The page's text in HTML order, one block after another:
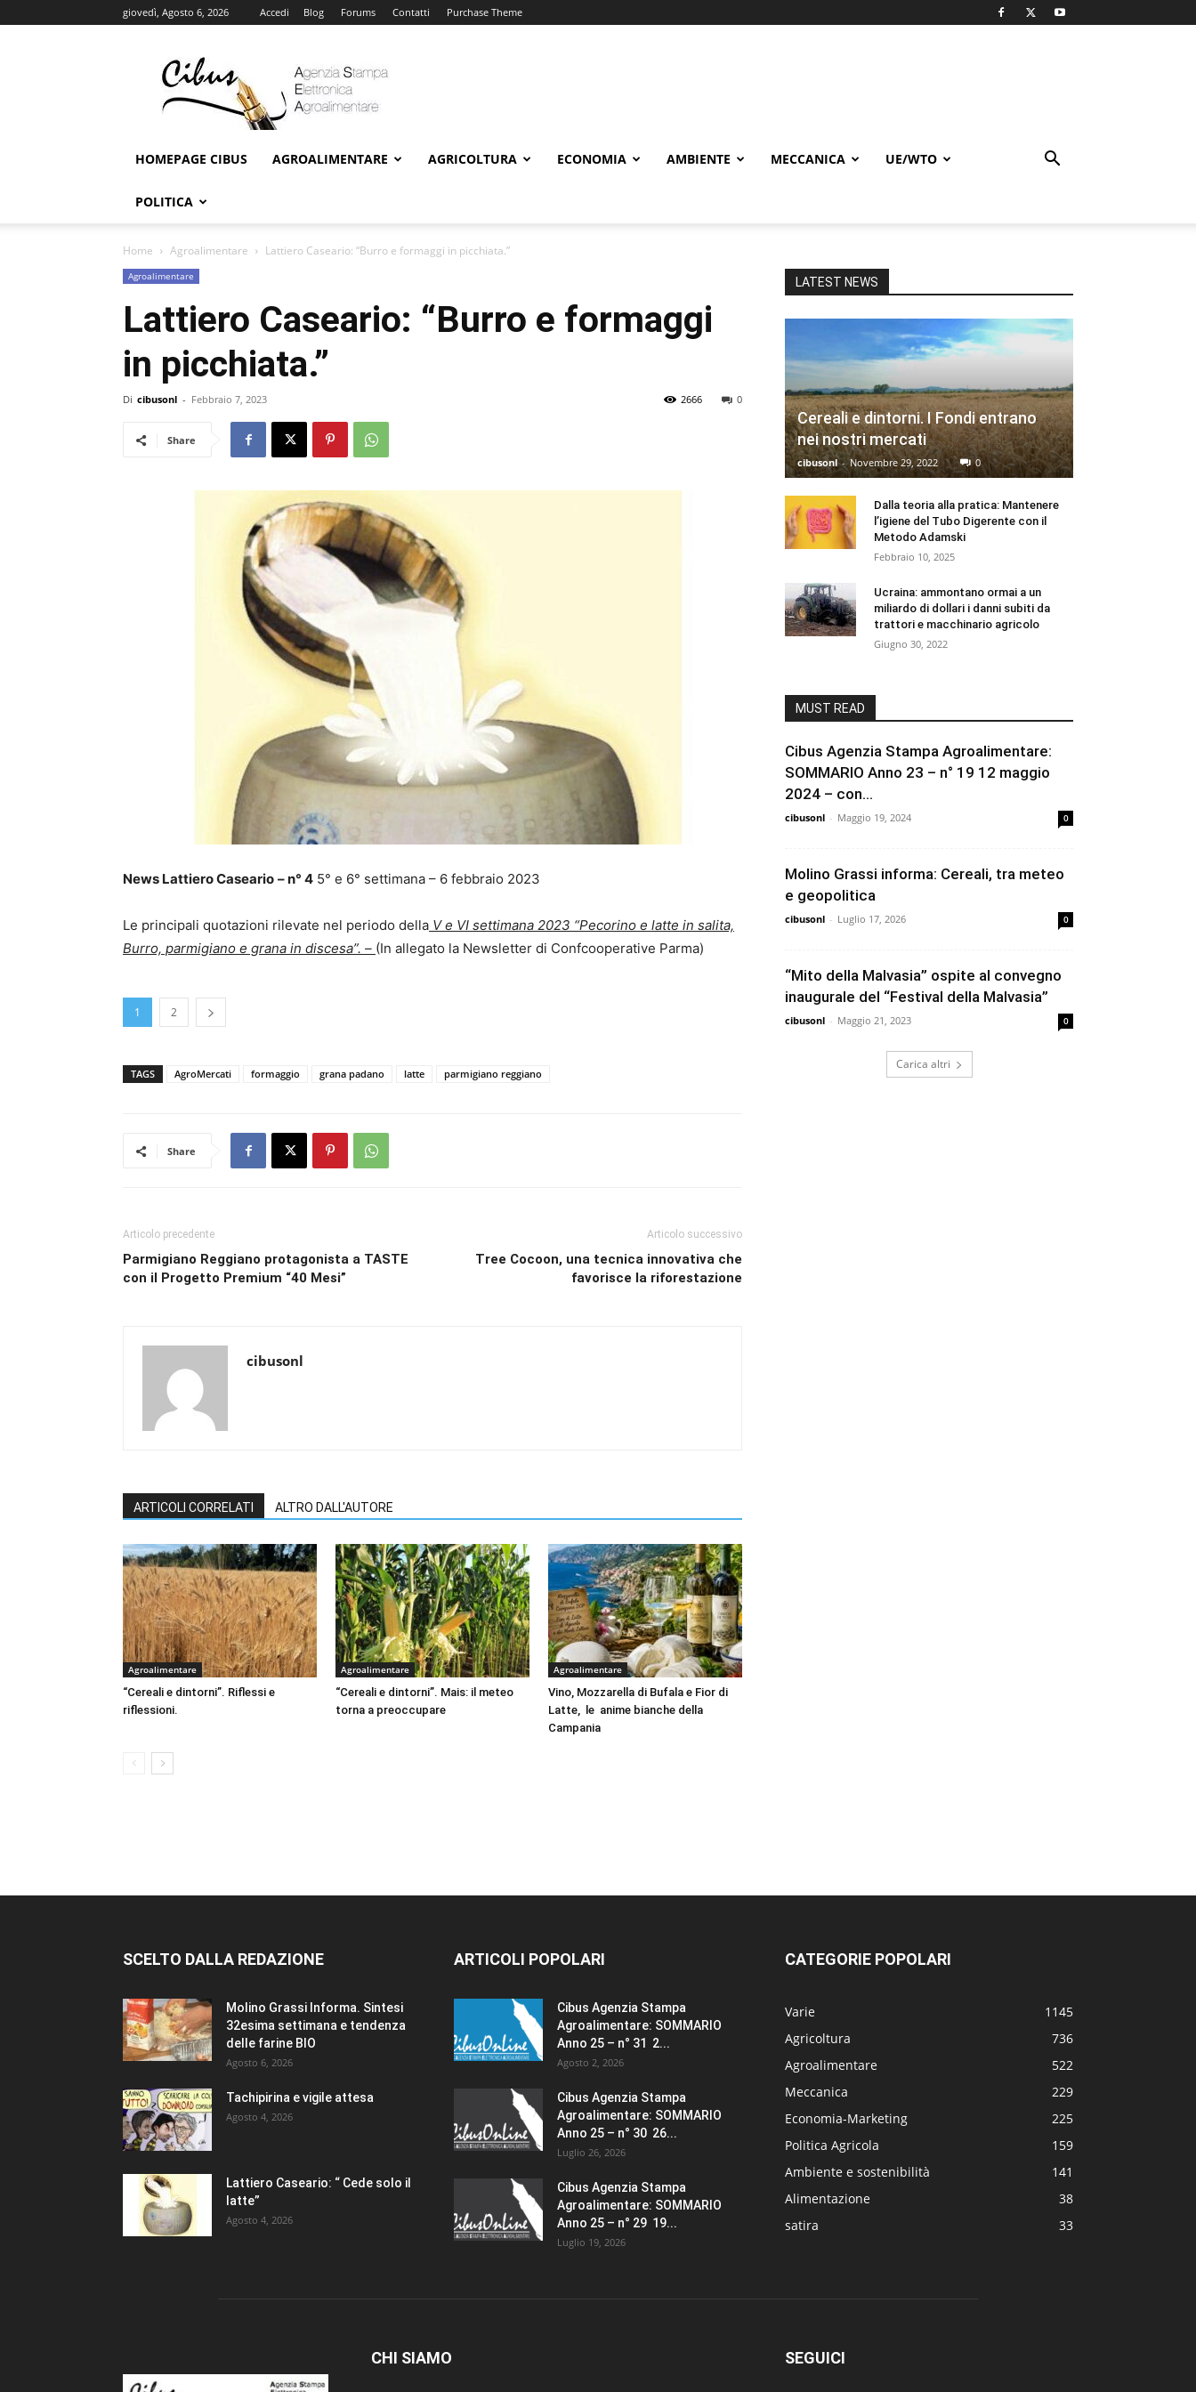
giovedì, Agosto 6, 2026 Accedi Blog Forums Contatti Purchase Theme
Online
HOMEPAGE CIBUS AGROALIMENTARE AGRICOLTURA ECONOMIA AMBIENTE MECCANICA UE/WTO
POLITICA
Home Agroalimentare Lattiero Caseario: “Burro e formaggi in picchiata.”
Agroalimentare
Lattiero Caseario: “Burro e formaggi
in picchiata.”
Di cibusonl - Febbraio 7, 2023 0
2666
Share
News Lattiero Caseario – n° 4 5° e 6° settimana – 6 febbraio 2023
Le principali quotazioni rilevate nel periodo della V e VI settimana 2023 “Pecorino e latte in salita,
Burro, parmigiano e grana in discesa”. – (In allegato la Newsletter di Confcooperative Parma)
1 2
TAGS AgroMercati formaggio grana padano latte parmigiano reggiano
Share
Articolo precedente
Parmigiano Reggiano protagonista a TASTE
con il Progetto Premium “40 Mesi”
Articolo successivo
Tree Cocoon, una tecnica innovativa che
favorisce la riforestazione
cibusonl
ARTICOLI CORRELATI ALTRO DALL'AUTORE
Agroalimentare
“Cereali e dintorni”. Riflessi e
riflessioni.
Agroalimentare
“Cereali e dintorni”. Mais: il meteo
torna a preoccupare
Agroalimentare
Vino, Mozzarella di Bufala e Fior di
Latte, le anime bianche della
Campania
LATEST NEWS
Cereali e dintorni. I Fondi entrano
nei nostri mercati
cibusonl - Novembre 29, 2022 0
Dalla teoria alla pratica: Mantenere
l’igiene del Tubo Digerente con il
Metodo Adamski
Febbraio 10, 2025
Ucraina: ammontano ormai a un
miliardo di dollari i danni subiti da
trattori e macchinario agricolo
Giugno 30, 2022
MUST READ
Cibus Agenzia Stampa Agroalimentare:
SOMMARIO Anno 23 – n° 19 12 maggio
2024 – con...
cibusonl - Maggio 19, 2024 0
Molino Grassi informa: Cereali, tra meteo
e geopolitica
cibusonl - Luglio 17, 2026 0
“Mito della Malvasia” ospite al convegno
inaugurale del “Festival della Malvasia”
cibusonl - Maggio 21, 2023 0
Carica altri
SCELTO DALLA REDAZIONE
Molino Grassi Informa. Sintesi
32esima settimana e tendenza
delle farine BIO
Agosto 6, 2026
Tachipirina e vigile attesa
Agosto 4, 2026
Lattiero Caseario: “ Cede solo il
latte”
Agosto 4, 2026
ARTICOLI POPOLARI
Cibus Agenzia Stampa
Agroalimentare: SOMMARIO
Anno 25 – n° 31 2...
Agosto 2, 2026
Cibus Agenzia Stampa
Agroalimentare: SOMMARIO
Anno 25 – n° 30 26...
Luglio 26, 2026
Cibus Agenzia Stampa
Agroalimentare: SOMMARIO
Anno 25 – n° 29 19...
Luglio 19, 2026
CATEGORIE POPOLARI
Varie
1145
Agricoltura
736
Agroalimentare
522
Meccanica
229
Economia-Marketing
225
Politica Agricola
159
Ambiente e sostenibilità
141
Alimentazione
38
satira
33
CHI SIAMO SEGUICI